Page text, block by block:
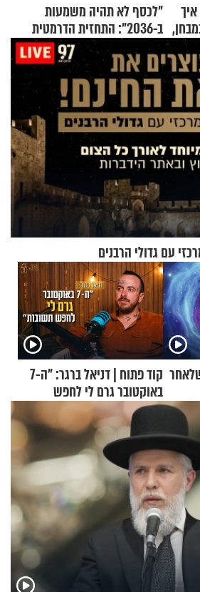
"לכסף לא תהיה משמעות
ב-2036": התחזית הדרמטית
של אילון מאסק על עתיד
הכלכלה
עם גדולי הרבנים
קוד פתוח | דניאל ברגר: "ה-7
באוקטובר גרם לי לחפש
תשובות"